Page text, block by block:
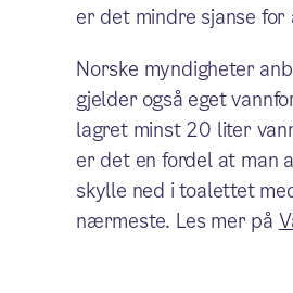
er det mindre sjanse
Norske myndigheter
gjelder også eget
lagret minst 20 liter
er det en fordel at man
skylle ned i toalettet
nærmeste. Les mer på